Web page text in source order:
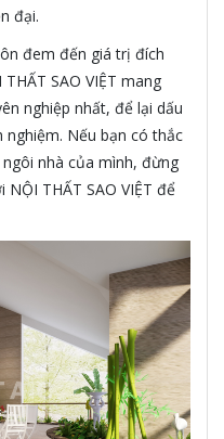
đại.
đem đến giá trị đích
SAO VIỆT mang
nghiệp nhất, để lại dấu
nghiệm. Nếu bạn có thắc
nhà của mình, đừng
THẤT SAO VIỆT để